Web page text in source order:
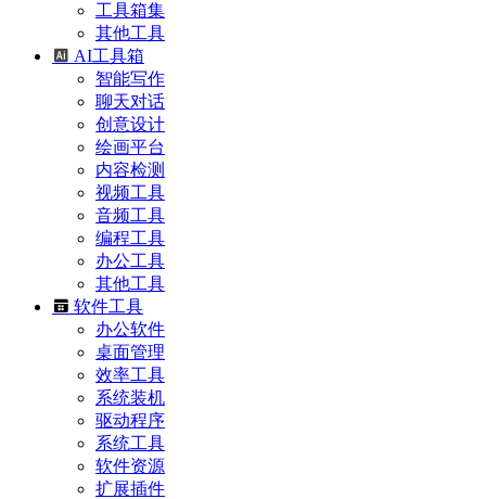
工具箱集
其他工具
AI工具箱
智能写作
聊天对话
创意设计
绘画平台
内容检测
视频工具
音频工具
编程工具
办公工具
其他工具
软件工具
办公软件
桌面管理
效率工具
系统装机
驱动程序
系统工具
软件资源
扩展插件